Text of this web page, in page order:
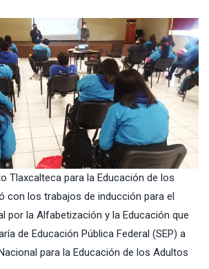
Tlaxcalteca para la Educación de los
con los trabajos de inducción para el
por la Alfabetización y la Educación que
de Educación Pública Federal (SEP) a
para la Educación de los Adultos